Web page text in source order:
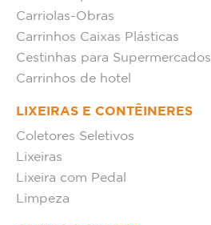
Carriolas-Obras
Carrinhos Caixas Plásticas
Cestinhas para Supermercados
Carrinhos de hotel
LIXEIRAS E CONTÊINERES
Coletores Seletivos
Lixeiras
Lixeira com Pedal
Limpeza